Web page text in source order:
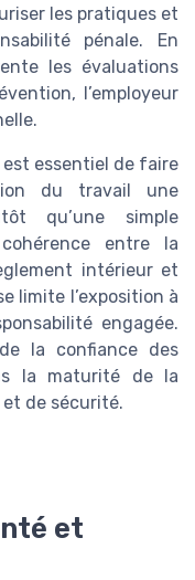
les pratiques et
pénale. En
les évaluations
l’employeur
essentiel de faire
du travail une
qu’une simple
entre la
intérieur et
limite l’exposition à
engagée.
la confiance des
la maturité de la
de sécurité.
et